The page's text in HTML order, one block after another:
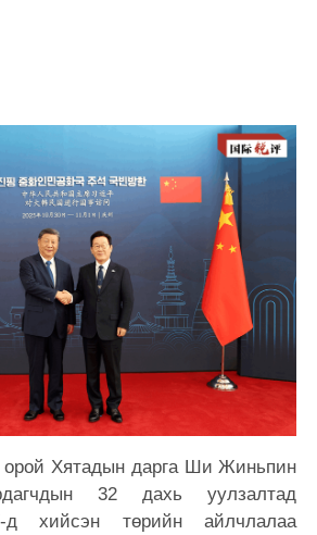
орой Хятадын дарга Ши Жиньпин
32 дахь уулзалтад
хийсэн төрийн айлчлалаа